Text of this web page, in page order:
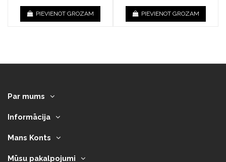
PIEVIENOT GROZAM PIEVIENOT GROZAM
Par mums
Informācija
Mans Konts
Mūsu pakalpojumi